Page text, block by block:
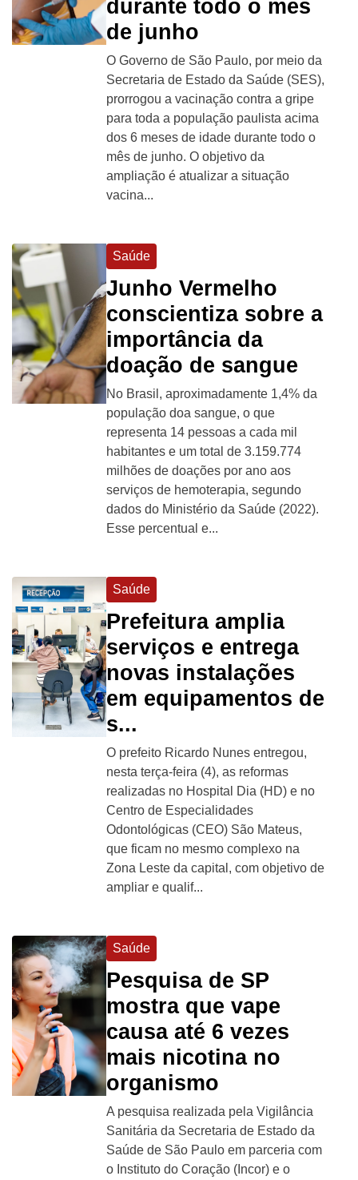
durante todo o mês
de junho
O Governo de São Paulo, por meio da
Secretaria de Estado da Saúde (SES),
prorrogou a vacinação contra a gripe
para toda a população paulista acima
dos 6 meses de idade durante todo o
mês de junho. O objetivo da
ampliação é atualizar a situação
vacina...
Saúde
Junho Vermelho
conscientiza sobre a
importância da
doação de sangue
No Brasil, aproximadamente 1,4% da
população doa sangue, o que
representa 14 pessoas a cada mil
habitantes e um total de 3.159.774
milhões de doações por ano aos
serviços de hemoterapia, segundo
dados do Ministério da Saúde (2022).
Esse percentual e...
Saúde
Prefeitura amplia
serviços e entrega
novas instalações
em equipamentos de
s...
O prefeito Ricardo Nunes entregou,
nesta terça-feira (4), as reformas
realizadas no Hospital Dia (HD) e no
Centro de Especialidades
Odontológicas (CEO) São Mateus,
que ficam no mesmo complexo na
Zona Leste da capital, com objetivo de
ampliar e qualif...
Saúde
Pesquisa de SP
mostra que vape
causa até 6 vezes
mais nicotina no
organismo
A pesquisa realizada pela Vigilância
Sanitária da Secretaria de Estado da
Saúde de São Paulo em parceria com
o Instituto do Coração (Incor) e o